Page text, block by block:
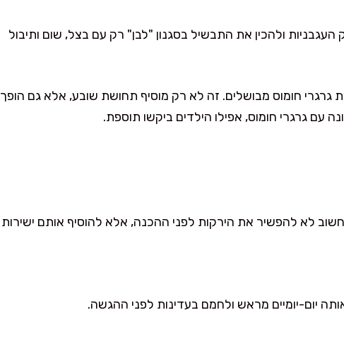
ולהכין את התבשיל בסגנון "לבן" רק עם בצל, שום ותיבול
חומוס מבושלים. זה לא רק מוסיף תחושת שובע, אלא גם הופך
גרגרי חומוס, אפילו הילדים ביקשו תוספת.
לא להפשיר את הירקות לפני ההכנה, אלא להוסיף אותם ישירות
יום-יומיים מראש ולחמם בעדינות לפני ההגשה.